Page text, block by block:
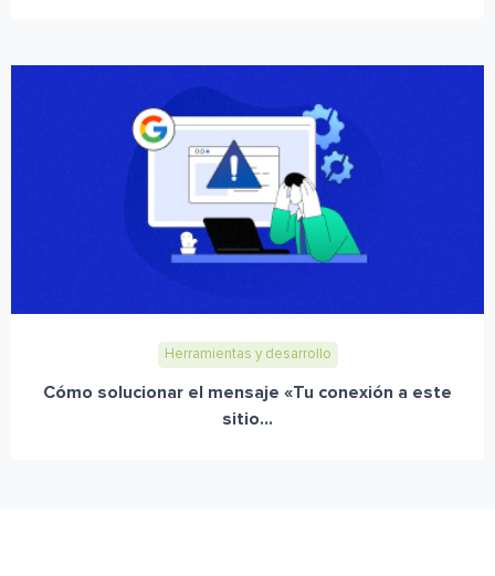
Herramientas y desarrollo
Cómo solucionar el mensaje «Tu conexión a este
sitio...